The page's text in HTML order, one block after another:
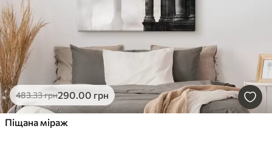
483.33грн290.00 грн
Піщана міраж